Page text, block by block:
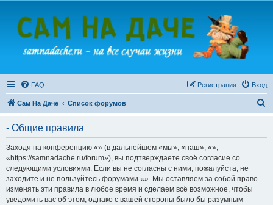
FAQ Вход
Регистрация
Сам На Даче Список форумов
- Общие правила
Заходя на конференцию «» (в дальнейшем «мы», «наш», «»,
«https://samnadache.ru/forum»), вы подтверждаете своё согласие со
следующими условиями. Если вы не согласны с ними, пожалуйста, не
заходите и не пользуйтесь форумами «». Мы оставляем за собой право
изменять эти правила в любое время и сделаем всё возможное, чтобы
уведомить вас об этом, однако с вашей стороны было бы разумным